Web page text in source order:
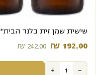
שישית שמן זית בלנד הבית* 500 מ"ל
₪ 242.00‬ ₪ 192.00‬
-
+